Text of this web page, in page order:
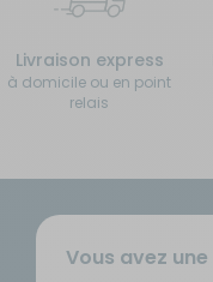
Livraison express
à domicile ou en point
relais
Vous avez